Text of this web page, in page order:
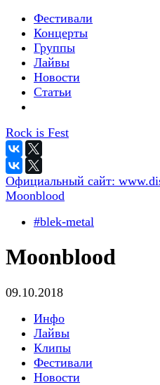
Фестивали
Концерты
Группы
Лайвы
Новости
Статьи
Rock is Fest
Официальный сайт:
Moonblood
#blek-metal
Moonblood
09.10.2018
Инфо
Лайвы
Клипы
Фестивали
Новости